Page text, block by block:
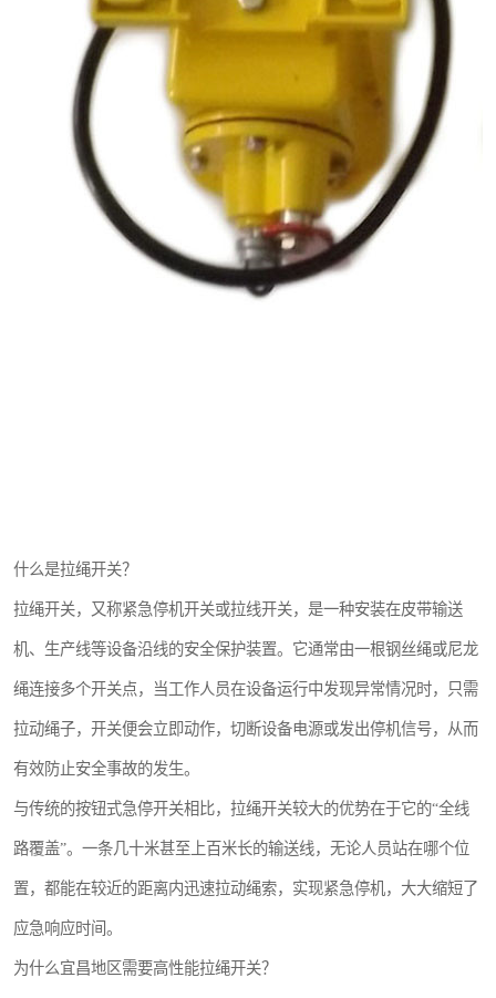
什么是拉绳开关？
拉绳开关，又称紧急停机开关或拉线开关，是一种安装在皮带输送
机、生产线等设备沿线的安全保护装置。它通常由一根钢丝绳或尼龙
绳连接多个开关点，当工作人员在设备运行中发现异常情况时，只需
拉动绳子，开关便会立即动作，切断设备电源或发出停机信号，从而
有效防止安全事故的发生。
与传统的按钮式急停开关相比，拉绳开关较大的优势在于它的“全线
路覆盖”。一条几十米甚至上百米长的输送线，无论人员站在哪个位
置，都能在较近的距离内迅速拉动绳索，实现紧急停机，大大缩短了
应急响应时间。
为什么宜昌地区需要高性能拉绳开关？